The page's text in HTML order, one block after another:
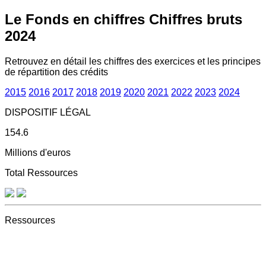
Le Fonds en chiffres Chiffres bruts
2024
Retrouvez en détail les chiffres des exercices et les principes
de répartition des crédits
2015 2016 2017 2018 2019 2020 2021 2022 2023 2024
DISPOSITIF LÉGAL
154.6
Millions d'euros
Total Ressources
Ressources